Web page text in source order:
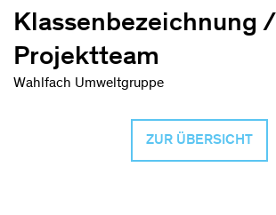
Klassenbezeichnung /
Projektteam
Wahlfach Umweltgruppe
ZUR ÜBERSICHT